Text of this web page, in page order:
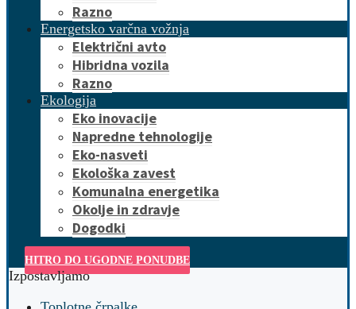
Razno
Energetsko varčna vožnja
Električni avto
Hibridna vozila
Razno
Ekologija
Eko inovacije
Napredne tehnologije
Eko-nasveti
Ekološka zavest
Komunalna energetika
Okolje in zdravje
Dogodki
HITRO DO UGODNE PONUDBE
Izpostavljamo